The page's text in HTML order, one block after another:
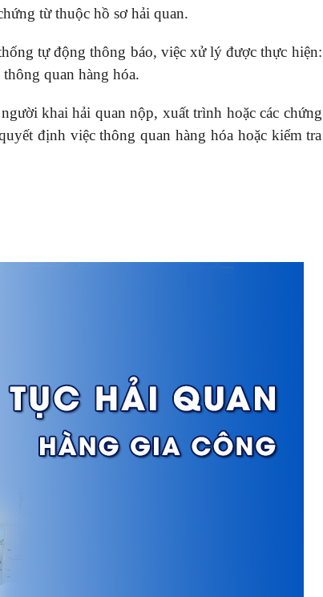
từ thuộc hồ sơ hải quan.
tự động thông báo, việc xử lý được thực hiện:
quan hàng hóa.
khai hải quan nộp, xuất trình hoặc các chứng
định việc thông quan hàng hóa hoặc kiểm tra